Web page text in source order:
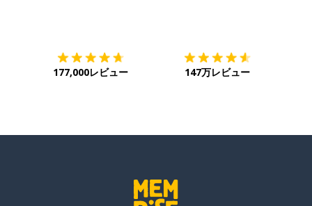
177,000レビュー 147万レビュー